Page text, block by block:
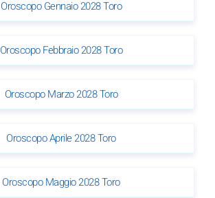
Oroscopo Gennaio 2028 Toro
Oroscopo Febbraio 2028 Toro
Oroscopo Marzo 2028 Toro
Oroscopo Aprile 2028 Toro
Oroscopo Maggio 2028 Toro